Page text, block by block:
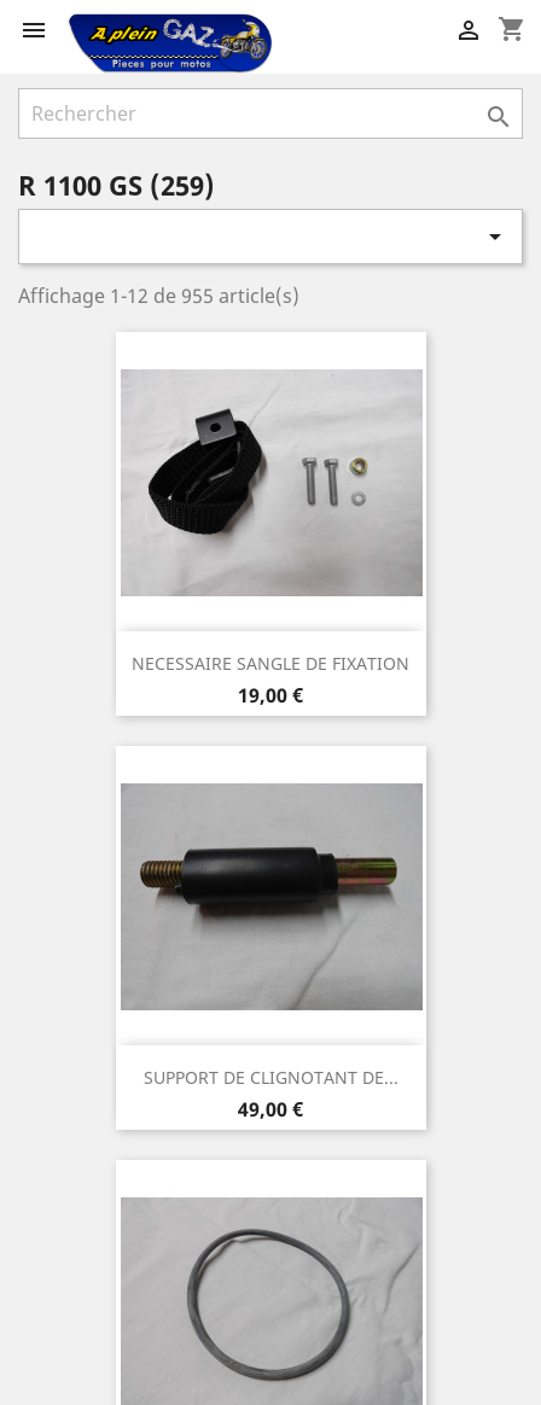
 shopping_cart


R 1100 GS (259)

Affichage 1-12 de 955 article(s)
NECESSAIRE SANGLE DE FIXATION
Prix
19,00 €
SUPPORT DE CLIGNOTANT DE...
Prix
49,00 €